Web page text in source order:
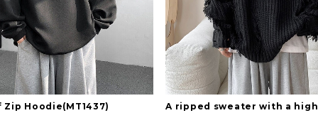
Zip Hoodie(MT1437)
A ripped sweater with a